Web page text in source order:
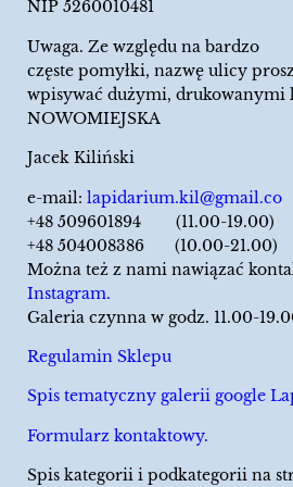
NIP 5260010481
Uwaga. Ze względu na bardzo
częste pomyłki, nazwę ulicy
wpisywać dużymi, drukowanymi
NOWOMIEJSKA
Jacek Kiliński
e-mail: lapidarium.kil@gmail.co
+48 509601894 (11.00-19.00)
+48 504008386 (10.00-21.00)
Można też z nami nawiązać
Instagram.
Galeria czynna w godz. 11.00-
Regulamin Sklepu
Spis tematyczny galerii google
Formularz kontaktowy.
Spis kategorii i podkategorii na